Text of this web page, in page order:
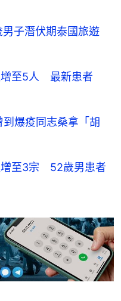
子潛伏期泰國旅遊
增至5人 最新患者
爆疫同志桑拿「胡
增至3宗 52歲男患者